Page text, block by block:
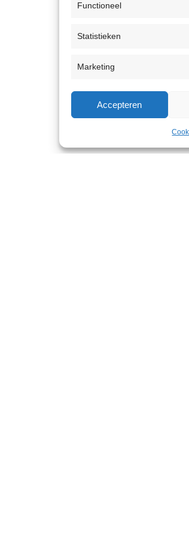
Functioneel
Statistieken
Marketing
Accepteren